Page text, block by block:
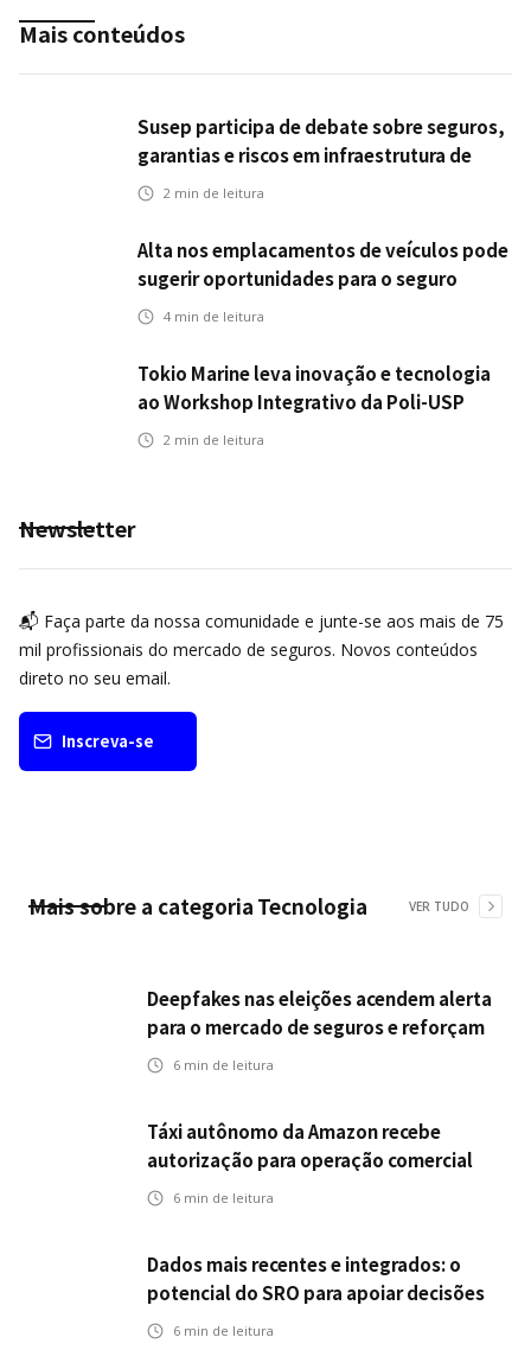
Mais conteúdos
Susep participa de debate sobre seguros,
garantias e riscos em infraestrutura de
transportes
2 min de leitura
Alta nos emplacamentos de veículos pode
sugerir oportunidades para o seguro
automotivo
4 min de leitura
Tokio Marine leva inovação e tecnologia
ao Workshop Integrativo da Poli-USP
2 min de leitura
Newsletter
📬 Faça parte da nossa comunidade e junte-se aos mais de 75
mil profissionais do mercado de seguros. Novos conteúdos
direto no seu email.
Inscreva-se
Mais sobre a categoria Tecnologia VER TUDO
Deepfakes nas eleições acendem alerta
para o mercado de seguros e reforçam
desafios da inteligência artificial
6 min de leitura
Táxi autônomo da Amazon recebe
autorização para operação comercial
nos EUA: como a circulação desses
6 min de leitura
Dados mais recentes e integrados: o
potencial do SRO para apoiar decisões
nas seguradoras
6 min de leitura